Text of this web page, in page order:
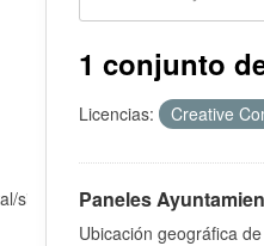
1 conjunto
Licencias: Creative
Paneles
Ubicación geográfica
site/egob